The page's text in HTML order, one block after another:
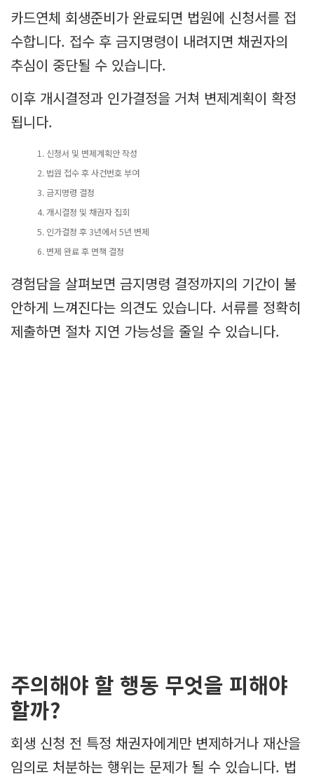
카드연체 회생준비가 완료되면 법원에 신청서를 접
수합니다. 접수 후 금지명령이 내려지면 채권자의
추심이 중단될 수 있습니다.
이후 개시결정과 인가결정을 거쳐 변제계획이 확정
됩니다.
신청서 및 변제계획안 작성
법원 접수 후 사건번호 부여
금지명령 결정
개시결정 및 채권자 집회
인가결정 후 3년에서 5년 변제
변제 완료 후 면책 결정
경험담을 살펴보면 금지명령 결정까지의 기간이 불
안하게 느껴진다는 의견도 있습니다. 서류를 정확히
제출하면 절차 지연 가능성을 줄일 수 있습니다.
주의해야 할 행동 무엇을 피해야
할까?
회생 신청 전 특정 채권자에게만 변제하거나 재산을
임의로 처분하는 행위는 문제가 될 수 있습니다. 법